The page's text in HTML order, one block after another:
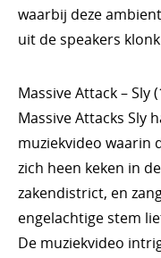
waarbij deze
uit de speakers
Massive Attack – Sly
Massive Attacks Sly
muziekvideo waarin
zich heen keken in
zakendistrict, en
engelachtige stem
De muziekvideo